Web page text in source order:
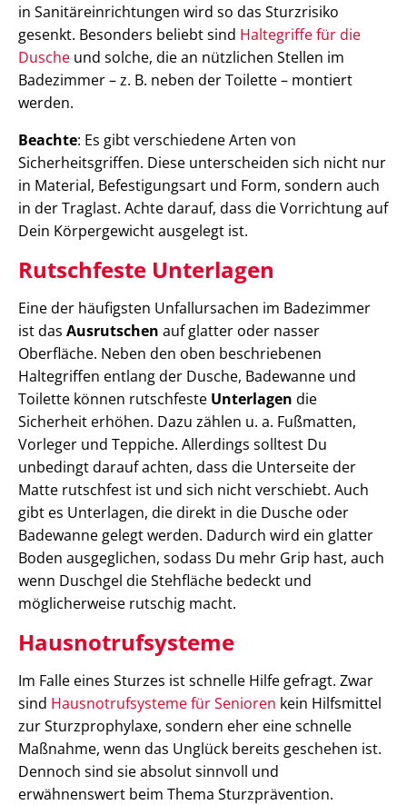
in Sanitäreinrichtungen wird so das Sturzrisiko
gesenkt. Besonders beliebt sind Haltegriffe für die
Dusche und solche, die an nützlichen Stellen im
Badezimmer – z. B. neben der Toilette – montiert
werden.
Beachte: Es gibt verschiedene Arten von
Sicherheitsgriffen. Diese unterscheiden sich nicht nur
in Material, Befestigungsart und Form, sondern auch
in der Traglast. Achte darauf, dass die Vorrichtung auf
Dein Körpergewicht ausgelegt ist.
Rutschfeste Unterlagen
Eine der häufigsten Unfallursachen im Badezimmer
ist das Ausrutschen auf glatter oder nasser
Oberfläche. Neben den oben beschriebenen
Haltegriffen entlang der Dusche, Badewanne und
Toilette können rutschfeste Unterlagen die
Sicherheit erhöhen. Dazu zählen u. a. Fußmatten,
Vorleger und Teppiche. Allerdings solltest Du
unbedingt darauf achten, dass die Unterseite der
Matte rutschfest ist und sich nicht verschiebt. Auch
gibt es Unterlagen, die direkt in die Dusche oder
Badewanne gelegt werden. Dadurch wird ein glatter
Boden ausgeglichen, sodass Du mehr Grip hast, auch
wenn Duschgel die Stehfläche bedeckt und
möglicherweise rutschig macht.
Hausnotrufsysteme
Im Falle eines Sturzes ist schnelle Hilfe gefragt. Zwar
sind Hausnotrufsysteme für Senioren kein Hilfsmittel
zur Sturzprophylaxe, sondern eher eine schnelle
Maßnahme, wenn das Unglück bereits geschehen ist.
Dennoch sind sie absolut sinnvoll und
erwähnenswert beim Thema Sturzprävention.